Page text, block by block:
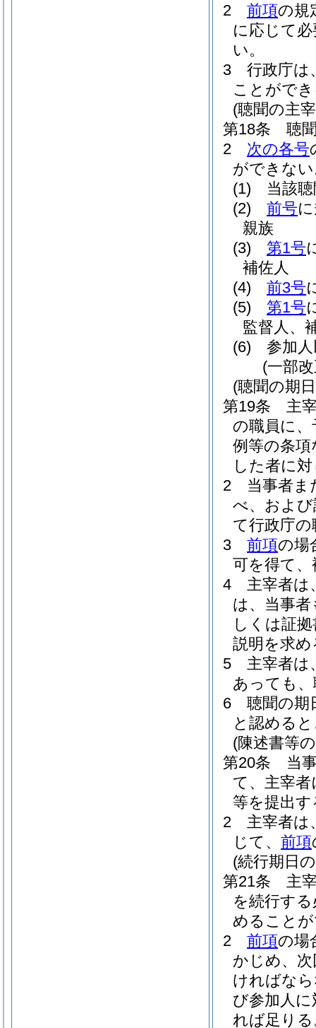
2
前項の規
に応じて
い。
3
行政庁は
ことがで
(聴聞の主
第18条
聴
2
次の各号
ができな
(1)
当該
(2)
前号
親族
(3)
第1号
補佐人
(4)
前3号
(5)
第1号
監督人、
(6)
参加
(一部
(聴聞の期
第19条
主
の職員に
例等の条
した者に
2
当事者ま
べ、およ
て行政庁
3
前項の場
可を得て
4
主宰者は
は、当事
しくは証
説明を求
5
主宰者は
あっても
6
聴聞の期
と認める
(陳述書等
第20条
当
て、主宰
等を提出
2
主宰者は
じて、 前項
(続行期日
第21条
主
を続行す
めること
2
前項の場
かじめ、
ければな
び参加人
れば足りる